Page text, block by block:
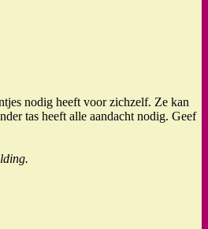
nodig heeft voor zichzelf. Ze kan
tas heeft alle aandacht nodig. Geef